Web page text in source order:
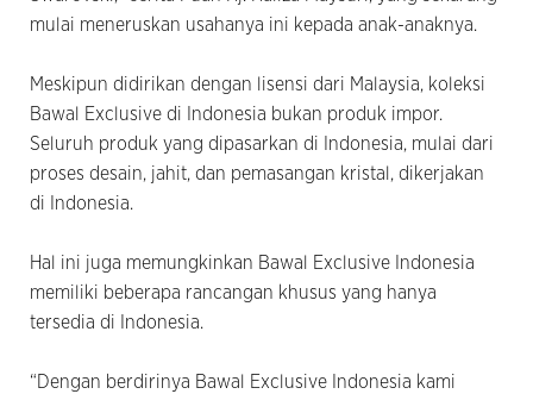
mulai meneruskan usahanya ini kepada anak-anaknya.
Meskipun didirikan dengan lisensi dari Malaysia, koleksi
Bawal Exclusive di Indonesia bukan produk impor.
Seluruh produk yang dipasarkan di Indonesia, mulai dari
proses desain, jahit, dan pemasangan kristal, dikerjakan
di Indonesia.
Hal ini juga memungkinkan Bawal Exclusive Indonesia
memiliki beberapa rancangan khusus yang hanya
tersedia di Indonesia.
“Dengan berdirinya Bawal Exclusive Indonesia kami